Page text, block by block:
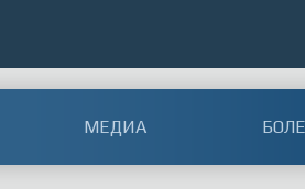
МЕДИА